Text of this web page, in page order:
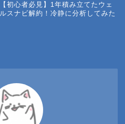
【初心者必見】1年積み立てたウェ
ルスナビ解約！冷静に分析してみた